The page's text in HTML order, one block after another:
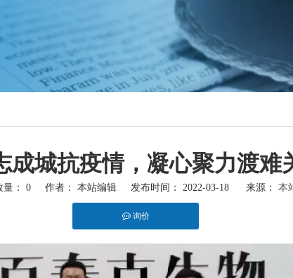
成城抗疫情，凝心聚力渡难
： 0作者： 本站编辑 发布时间： 2022-03-18 来源： 本
询价